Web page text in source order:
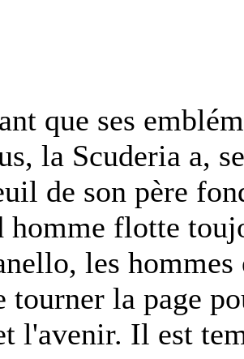
que ses
la Scuderia a,
de son père
homme flotte
les
tourner la page
l'avenir. Il est